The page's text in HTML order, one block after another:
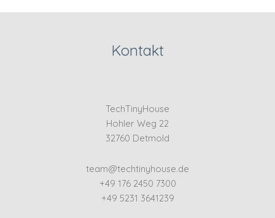
Kontakt
TechTinyHouse
Hohler Weg 22
32760 Detmold
team@techtinyhouse.de
+49 176 2450 7300
+49 5231 3641239